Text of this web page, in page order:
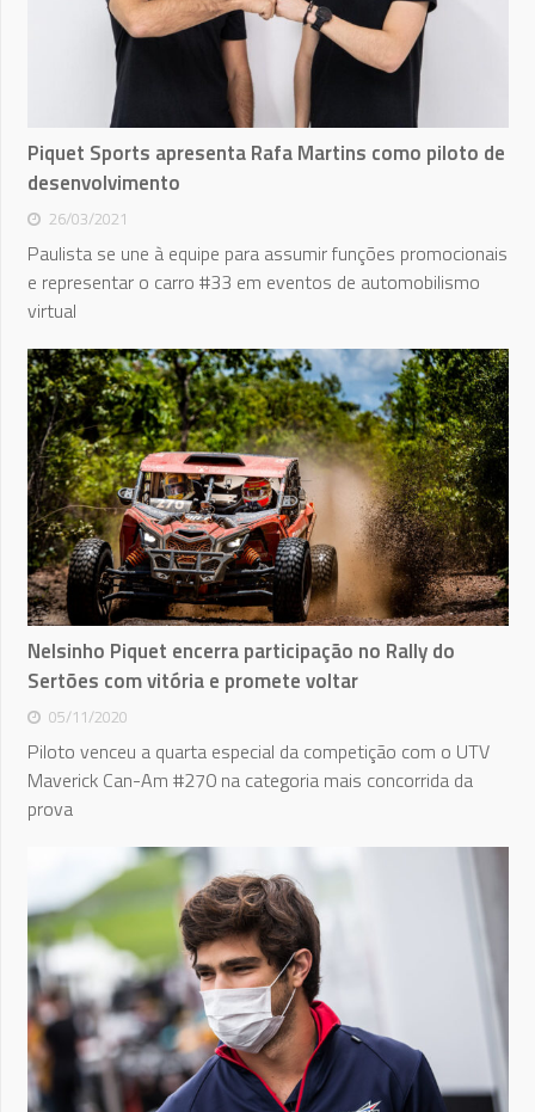
Piquet Sports apresenta Rafa Martins como piloto de
desenvolvimento
26/03/2021
Paulista se une à equipe para assumir funções promocionais
e representar o carro #33 em eventos de automobilismo
virtual
Nelsinho Piquet encerra participação no Rally do
Sertões com vitória e promete voltar
05/11/2020
Piloto venceu a quarta especial da competição com o UTV
Maverick Can-Am #270 na categoria mais concorrida da
prova